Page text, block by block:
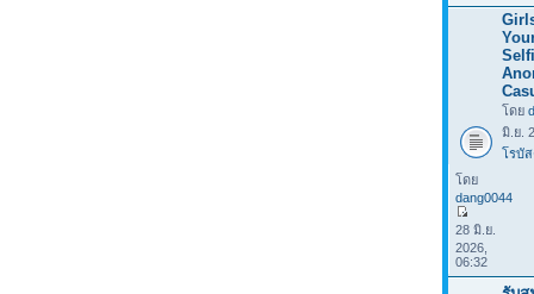
โดย
มิ.ย.
โรบั
โดย
dang0044
28 มิ.ย.
2026,
06:32